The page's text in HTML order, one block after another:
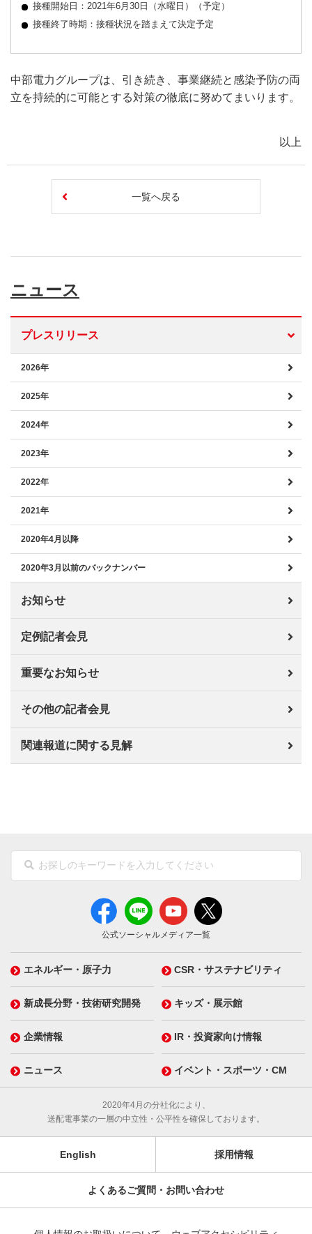
接種開始日：2021年6月30日（水曜日）（予定）
接種終了時期：接種状況を踏まえて決定予定
中部電力グループは、引き続き、事業継続と感染予防の両
立を持続的に可能とする対策の徹底に努めてまいります。
以上
一覧へ戻る
ニュース
プレスリリース
2026年
2025年
2024年
2023年
2022年
2021年
2020年4月以降
2020年3月以前のバックナンバー
お知らせ
定例記者会見
重要なお知らせ
その他の記者会見
関連報道に関する見解
公式ソーシャルメディア一覧
エネルギー・原子力 CSR・サステナビリティ
新成長分野・技術研究開発 キッズ・展示館
企業情報 IR・投資家向け情報
ニュース イベント・スポーツ・CM
2020年4月の分社化により、
送配電事業の一層の中立性・公平性を確保しております。
English 採用情報
よくあるご質問・お問い合わせ